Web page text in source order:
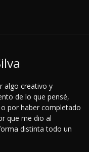
algo creativo y
de lo que pensé,
por haber completado
que me dio al
distinta todo un